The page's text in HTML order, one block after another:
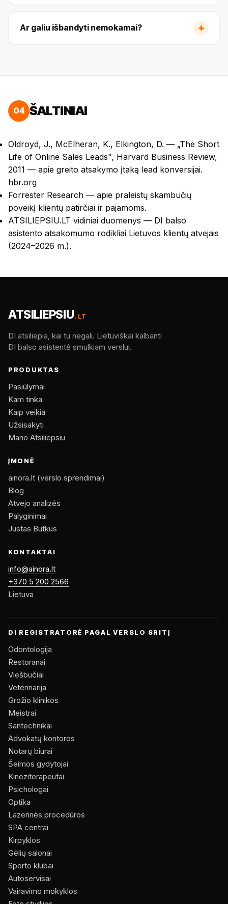
Ar galiu išbandyti nemokamai? +
04 ŠALTINIAI
Oldroyd, J., McElheran, K., Elkington, D. — „The Short
Life of Online Sales Leads", Harvard Business Review,
2011 — apie greito atsakymo įtaką lead konversijai.
hbr.org
Forrester Research — apie praleistų skambučių
poveikį klientų patirčiai ir pajamoms.
ATSILIEPSIU.LT vidiniai duomenys — DI balso
asistento atsakomumo rodikliai Lietuvos klientų atvejais
(2024–2026 m.).
ATSILIEPSIU.LT
DI atsiliepia, kai tu negali. Lietuviškai kalbanti
DI balso asistentė smulkiam verslui.
PRODUKTAS
Pasiūlymai
Kam tinka
Kaip veikia
Užsisakyti
Mano Atsiliepsiu
ĮMONĖ
ainora.lt (verslo sprendimai)
Blog
Atvejo analizės
Palyginimai
Justas Butkus
KONTAKTAI
info@ainora.lt
+370 5 200 2566
Lietuva
DI REGISTRATORĖ PAGAL VERSLO SRITĮ
Odontologija
Restoranai
Viešbučiai
Veterinarija
Grožio klinikos
Meistrai
Santechnikai
Advokatų kontoros
Notarų biurai
Šeimos gydytojai
Kineziterapeutai
Psichologai
Optika
Lazerinės procedūros
SPA centrai
Kirpyklos
Gėlių salonai
Sporto klubai
Autoservisai
Vairavimo mokyklos